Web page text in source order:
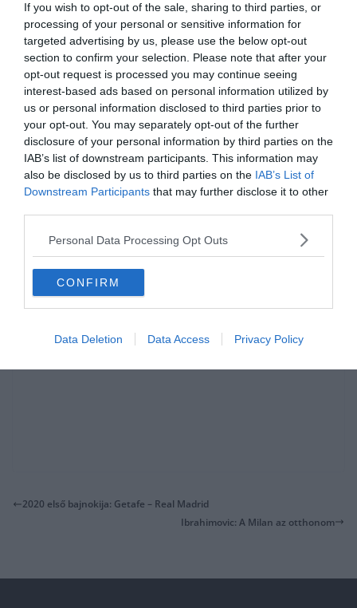
If you wish to opt-out of the sale, sharing to third parties, or
processing of your personal or sensitive information for
targeted advertising by us, please use the below opt-out
section to confirm your selection. Please note that after your
opt-out request is processed you may continue seeing
interest-based ads based on personal information utilized by
us or personal information disclosed to third parties prior to
your opt-out. You may separately opt-out of the further
disclosure of your personal information by third parties on the
IAB’s list of downstream participants. This information may
also be disclosed by us to third parties on the IAB’s List of
Downstream Participants that may further disclose it to other
Personal Data Processing Opt Outs
CONFIRM
Data Deletion Data Access Privacy Policy
megkérdezték jövőjéről, amire a játékos szűkszavúan válaszolt:
“Az angol sajtó szeret pletykálni. Most itt vagyok. 100%-ig itt
vagyok.”
A jövőjével kapcsolatos találgatásokat az is generálja, hogy 18
hónap van hátra a szerződéséből. A Telegraph szerint
Aubameyang szeretne a Bajnokok Ligájában játszani, és ezért a
nyáron eligazolhat. Európa legrangosabb kupasorozatában azóta
nem játszott, hogy az Arsenalhoz igazolt 2018 januárjában 65 Millió
Euróért. A nehéz idénykezdet jelentősen csökkenti az esélyeiket, de
ott van még az Európa Liga, aminek megnyerésével jegyet
2020 első bajnokija: Getafe – Real Madrid
Ibrahimovic: A Milan az otthonom